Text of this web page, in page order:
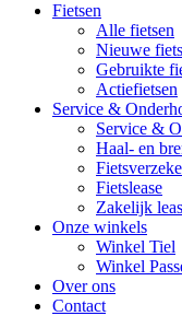
Fietsen
Alle fietsen
Nieuwe
Gebruikte
Actiefietsen
Service &
Service &
Haal- en
Fietslease
Zakelijk
Onze winkels
Winkel Tiel
Winkel
Over ons
Contact